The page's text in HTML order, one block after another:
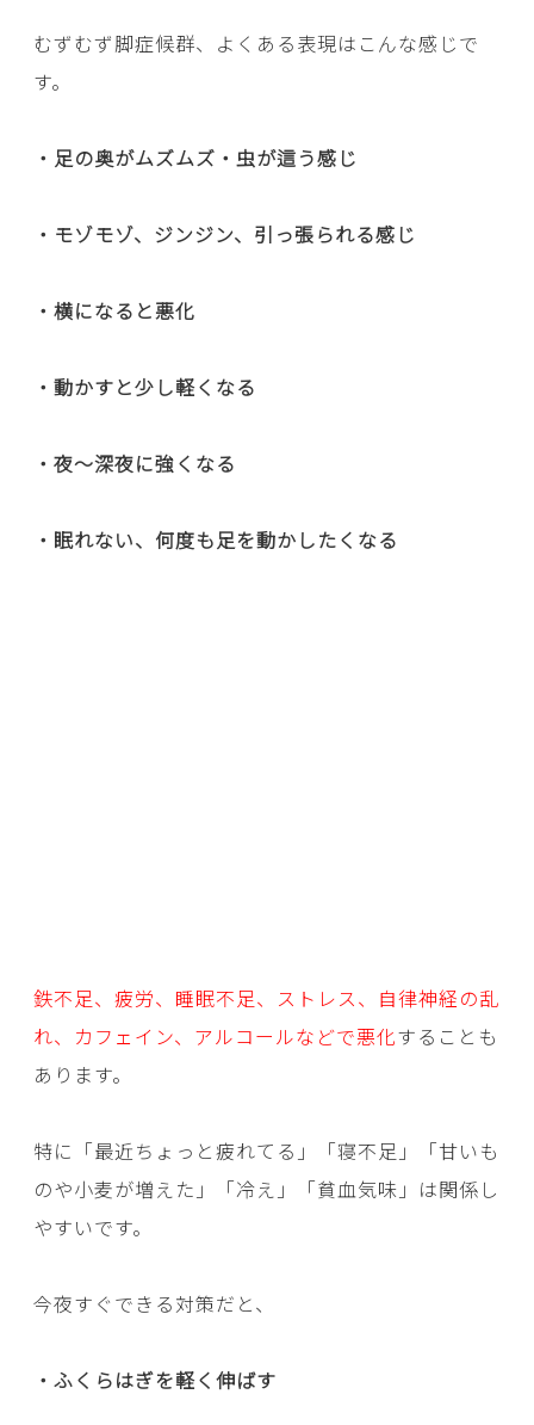
むずむず脚症候群、よくある表現はこんな感じで
す。
・足の奥がムズムズ・虫が這う感じ
・モゾモゾ、ジンジン、引っ張られる感じ
・横になると悪化
・動かすと少し軽くなる
・夜〜深夜に強くなる
・眠れない、何度も足を動かしたくなる
鉄不足、疲労、睡眠不足、ストレス、自律神経の乱
れ、カフェイン、アルコールなどで悪化することも
あります。
特に「最近ちょっと疲れてる」「寝不足」「甘いも
のや小麦が増えた」「冷え」「貧血気味」は関係し
やすいです。
今夜すぐできる対策だと、
・ふくらはぎを軽く伸ばす